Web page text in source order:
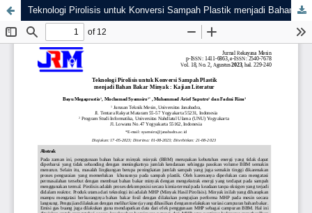
Teknologi Pirolisis untuk Konversi Sampah Plastik menjadi Bahan Bakar Minyak : Kajian Literatur